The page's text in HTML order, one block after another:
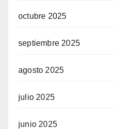
octubre 2025
septiembre 2025
agosto 2025
julio 2025
junio 2025